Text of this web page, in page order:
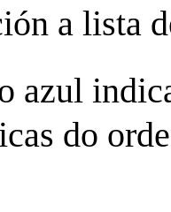
a lista
azul
do